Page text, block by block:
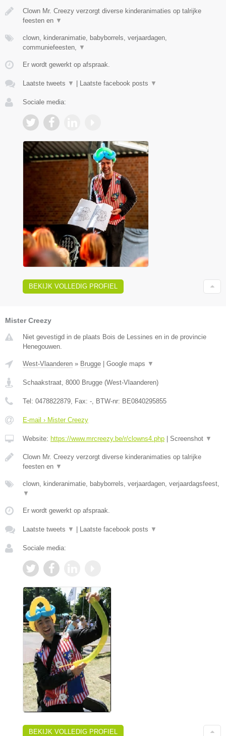
Clown Mr. Creezy verzorgt diverse kinderanimaties op talrijke
feesten en ▼
clown, kinderanimatie, babyborrels, verjaardagen,
communiefeesten, ▼
Er wordt gewerkt op afspraak.
Laatste tweets ▼ Laatste facebook posts ▼
Sociale media:
BEKIJK VOLLEDIG PROFIEL
Mister Creezy
Niet gevestigd in de plaats Bois de Lessines en in de provincie
Henegouwen.
West-Vlaanderen » Brugge Google maps ▼
Schaakstraat, 8000 Brugge (West-Vlaanderen)
Tel: 0478822879, Fax: -, BTW-nr: BE0840295855
E-mail › Mister Creezy
Website: https://www.mrcreezy.be/r/clowns4.php Screenshot ▼
Clown Mr. Creezy verzorgt diverse kinderanimaties op talrijke
feesten en ▼
clown, kinderanimatie, babyborrels, verjaardagen, verjaardagsfeest,
▼
Er wordt gewerkt op afspraak.
Laatste tweets ▼ Laatste facebook posts ▼
Sociale media:
BEKIJK VOLLEDIG PROFIEL